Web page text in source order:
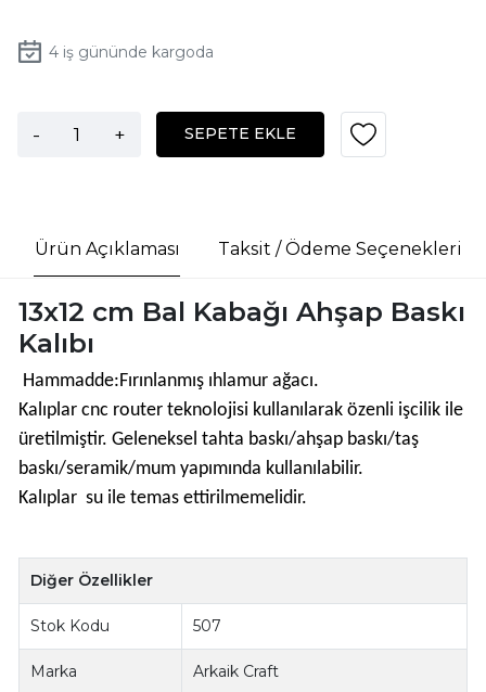
4iş gününde kargoda
- + SEPETE EKLE
Ürün Açıklaması Taksit / Ödeme Seçenekleri
13x12 cm Bal Kabağı Ahşap Baskı
Kalıbı
Hammadde:Fırınlanmış ıhlamur ağacı.
Kalıplar cnc router teknolojisi kullanılarak özenli işcilik ile
üretilmiştir. Geleneksel tahta baskı/ahşap baskı/taş
baskı/seramik/mum yapımında kullanılabilir.
Kalıplar su ile temas ettirilmemelidir.
Diğer Özellikler
Stok Kodu 507
Marka Arkaik Craft